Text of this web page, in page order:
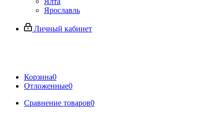
Ярославль
Личный кабинет
Корзина0
Отложенные0
Сравнение товаров0